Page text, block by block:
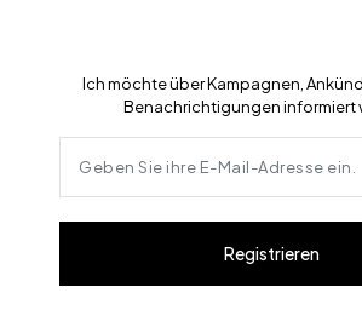
Ich möchte über Kampagnen,
Benachrichtigungen informiert
Registrieren